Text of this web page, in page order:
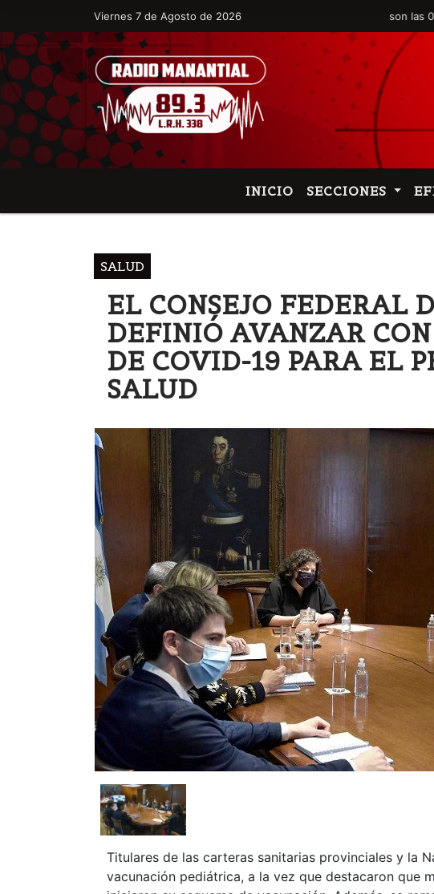
Viernes 7 de Agosto de 2026
Hoy es Viernes 7 de Agosto de 2026 y son las 08:05 -
INICIO SECCIONES
SALUD
EL CONSEJO FEDERAL
DEFINIÓ AVANZAR
DE COVID-19 PARA EL
SALUD
Titulares de las carteras sanitarias provinciales y la
vacunación pediátrica, a la vez que destacaron que